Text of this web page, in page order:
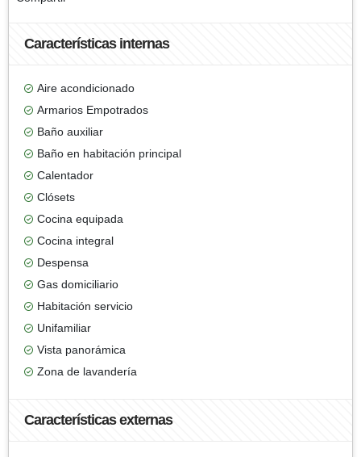
Características internas
Aire acondicionado
Armarios Empotrados
Baño auxiliar
Baño en habitación principal
Calentador
Clósets
Cocina equipada
Cocina integral
Despensa
Gas domiciliario
Habitación servicio
Unifamiliar
Vista panorámica
Zona de lavandería
Características externas